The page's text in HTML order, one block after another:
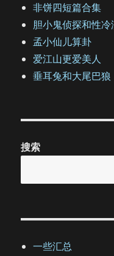
非饼四短篇合集
胆小鬼侦探和性冷
孟小仙儿算卦
爱江山更爱美人
垂耳兔和大尾巴狼
搜索
一些汇总